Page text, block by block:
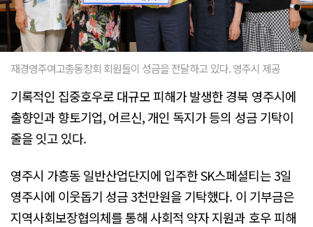
재경영주여고총동창회 회원들이 성금을 전달하고 있다. 영주시 제공
기록적인 집중호우로 대규모 피해가 발생한 경북 영주시에
출향인과 향토기업, 어르신, 개인 독지가 등의 성금 기탁이
줄을 잇고 있다.
영주시 가흥동 일반산업단지에 입주한 SK스페셜티는 3일
영주시에 이웃돕기 성금 3천만원을 기탁했다. 이 기부금은
지역사회보장협의체를 통해 사회적 약자 지원과 호우 피해